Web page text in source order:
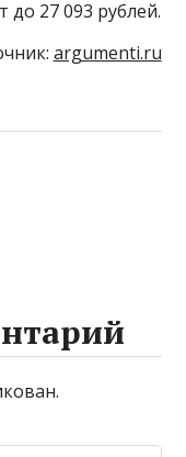
до 27 093 рублей.
argumenti.ru